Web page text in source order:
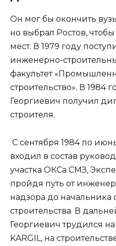
Он мог бы окончить
но выбрал Ростов,
мест. В 1979 году
инженерно-
факультет
строительство». В 1984
Георгиевич получил
строителя.
С сентября 1984 по
входил в состав
участка ОКСа СМЗ,
пройдя путь от
надзора до начальника
строительства. В
Георгиевич трудился
KARGIL, на